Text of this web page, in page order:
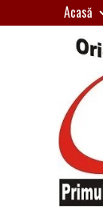
to
Acasă